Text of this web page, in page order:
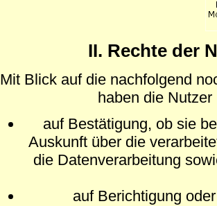
II. Rechte der
Mit Blick auf die nachfolgend
haben die
auf Bestätigung, ob sie
Auskunft über die
die Datenverarbeitung
auf Berichtigung